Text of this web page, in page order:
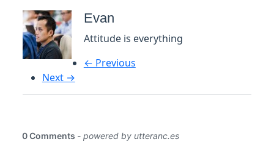
Evan
Attitude is everything
← Previous
Next →